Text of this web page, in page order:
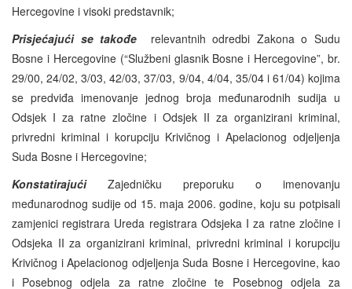
Hercegovine i visoki predstavnik;
Prisjećajući se takođe
relevantnih odredbi Zakona o Sudu
Bosne i Hercegovine (“Službeni glasnik Bosne i Hercegovine”, br.
29/00, 24/02, 3/03, 42/03, 37/03, 9/04, 4/04, 35/04 i 61/04) kojima
se predviđa imenovanje jednog broja međunarodnih sudija u
Odsjek I za ratne zločine i Odsjek II za organizirani kriminal,
privredni kriminal i korupciju Krivičnog i Apelacionog odjeljenja
Suda Bosne i Hercegovine;
KonstatirajućiZajedničku preporuku o imenovanju
međunarodnog sudije od 15. maja 2006. godine, koju su potpisali
zamjenici registrara Ureda registrara Odsjeka I za ratne zločine i
Odsjeka II za organizirani kriminal, privredni kriminal i korupciju
Krivičnog i Apelacionog odjeljenja Suda Bosne i Hercegovine, kao
i Posebnog odjela za ratne zločine te Posebnog odjela za